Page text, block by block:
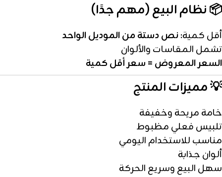
📦 نظام البيع (مهم جدًا)
أقل كمية:نص دستة من الموديل الواحد
تشمل المقاسات والألوان
السعر المعروض = سعر أقل كمية
💡 مميزات المنتج
خامة مريحة وخفيفة
تلبيس فعلي مظبوط
مناسب للاستخدام اليومي
ألوان جذابة
سهل البيع وسريع الحركة